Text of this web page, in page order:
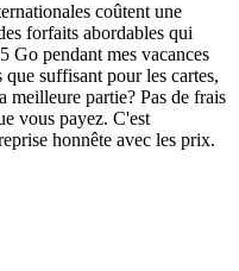
coûtent une
forfaits abordables qui
Go pendant mes vacances
suffisant pour les cartes,
meilleure partie? Pas de frais
vous payez. C'est
honnête avec les prix.